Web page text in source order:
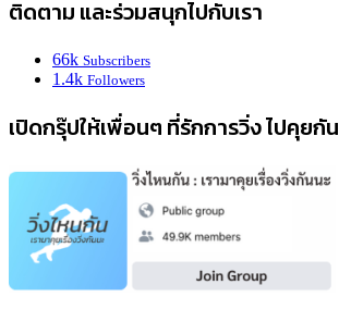
ติดตาม และร่วมสนุกไปกับเรา
66k Subscribers
1.4k Followers
เปิดกรุ๊ปให้เพื่อนๆ ที่รักการวิ่ง ไปคุยกัน